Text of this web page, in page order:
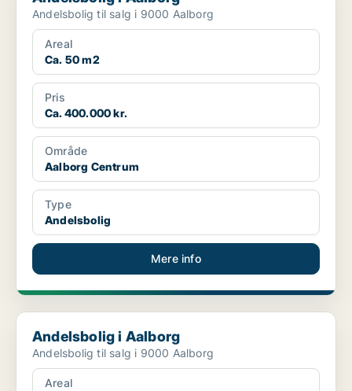
Andelsbolig til salg i 9000 Aalborg
Areal
Ca. 50 m2
Pris
Ca. 400.000 kr.
Område
Aalborg Centrum
Type
Andelsbolig
Mere info
Andelsbolig i Aalborg
Andelsbolig i Aalborg
Andelsbolig til salg i 9000 Aalborg
Areal